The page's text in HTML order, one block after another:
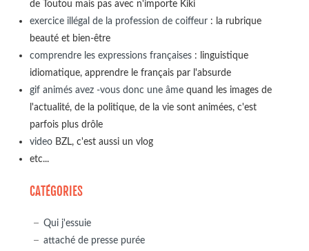
de Toutou mais pas avec n'importe Kiki
exercice illégal de la profession de coiffeur: la rubrique
beauté et bien-être
comprendre les expressions françaises: linguistique
idiomatique, apprendre le français par l'absurde
gif animés avez -vous donc une âmequand les images de
l'actualité, de la politique, de la vie sont animées, c'est
parfois plus drôle
videoBZL, c'est aussi un vlog
etc...
CATÉGORIES
Qui j'essuie
attaché de presse purée